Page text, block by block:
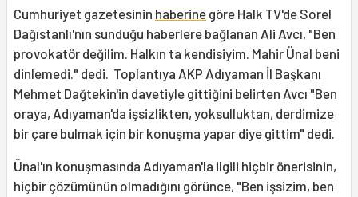
Cumhuriyet gazetesinin haberine göre Halk TV'de Sorel
Dağıstanlı'nın sunduğu haberlere bağlanan Ali Avcı, "Ben
provokatör değilim. Halkın ta kendisiyim. Mahir Ünal beni
dinlemedi." dedi. Toplantıya AKP Adıyaman İl Başkanı
Mehmet Dağtekin'in davetiyle gittiğini belirten Avcı "Ben
oraya, Adıyaman'da işsizlikten, yoksulluktan, derdimize
bir çare bulmak için bir konuşma yapar diye gittim" dedi.
Ünal'ın konuşmasında Adıyaman'la ilgili hiçbir önerisinin,
hiçbir çözümünün olmadığını görünce, "Ben işsizim, ben